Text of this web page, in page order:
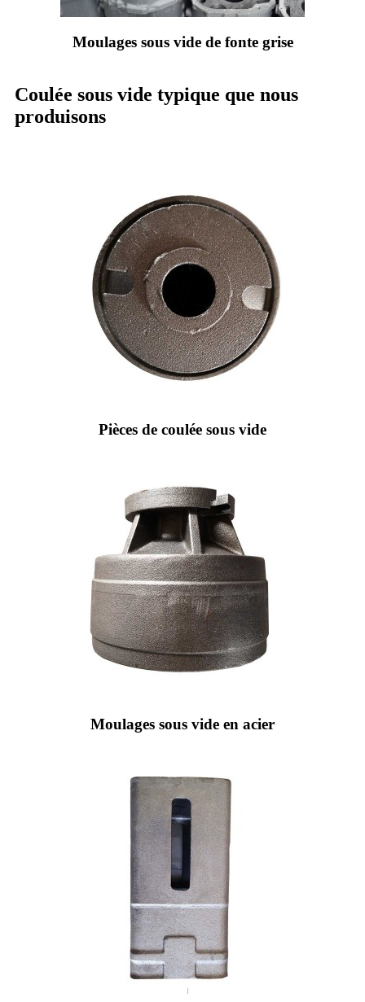
Moulages sous vide de fonte grise
Coulée sous vide typique que nous
produisons
Pièces de coulée sous vide
Moulages sous vide en acier